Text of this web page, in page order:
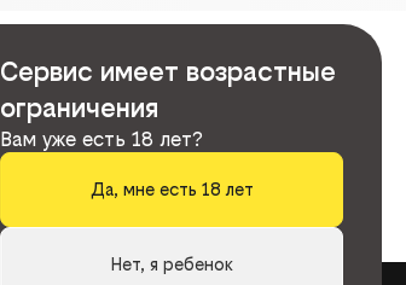
Сервис имеет возрастные
ограничения
Вам уже есть 18 лет?
Да, мне есть 18 лет
Нет, я ребенок